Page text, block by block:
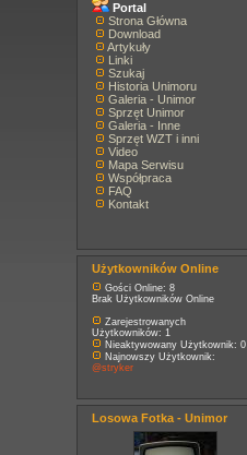
Portal
Strona Główna
Download
Artykuły
Linki
Szukaj
Historia Unimoru
Galeria - Unimor
Sprzęt Unimor
Galeria - Inne
Sprzęt WZT i inni
Video
Mapa Serwisu
Współpraca
FAQ
Kontakt
Użytkowników Online
Gości Online: 8
Brak Użytkowników Online
Zarejestrowanych
Użytkowników: 1
Nieaktywowany Użytkownik: 0
Najnowszy Użytkownik:
@stryker
Losowa Fotka - Unimor